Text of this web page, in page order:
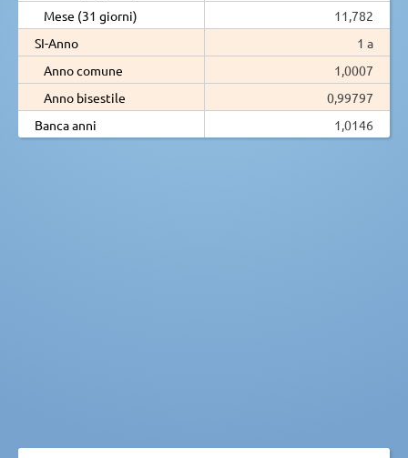
Mese (31 giorni)
11,782
SI-Anno
1 a
Anno comune
1,0007
Anno bisestile
0,99797
Banca anni
1,0146